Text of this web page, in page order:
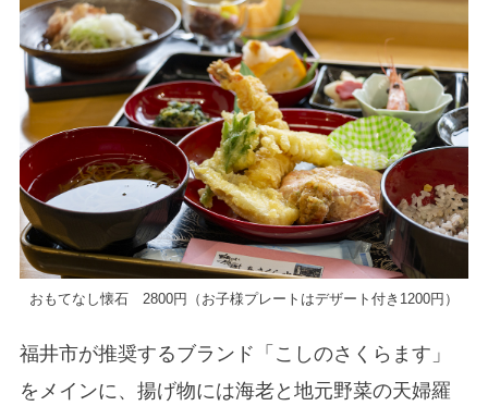
おもてなし懐石 2800円（お子様プレートはデザート付き1200円）
福井市が推奨するブランド「こしのさくらます」
をメインに、揚げ物には海老と地元野菜の天婦羅